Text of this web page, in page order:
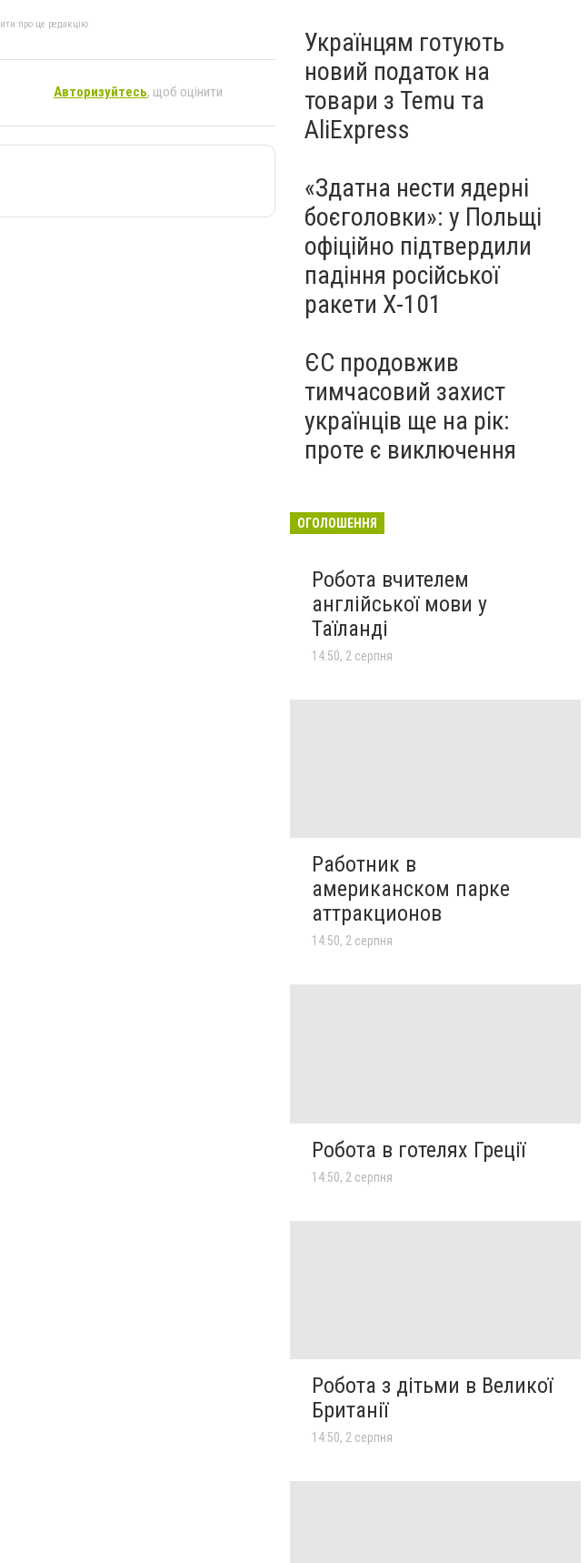
про це редакцію
Авторизуйтесь, щоб оцінити
Українцям готують
новий податок на
товари з Temu та
AliExpress
«Здатна нести ядерні
боєголовки»: у Польщі
офіційно підтвердили
падіння російської
ракети Х-101
ЄС продовжив
тимчасовий захист
українців ще на рік:
проте є виключення
ОГОЛОШЕННЯ
Робота вчителем
англійської мови у
Таїланді
14:50, 2 серпня
Работник в
американском парке
аттракционов
14:50, 2 серпня
Робота в готелях Греції
14:50, 2 серпня
Робота з дітьми в Великої
Британії
14:50, 2 серпня